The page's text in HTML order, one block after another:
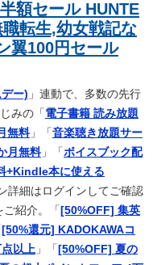
額セール HUNTE
転生,幼女戦記な
翼100円セール
ー) 」連動で、多数の先行
みの「 電子書籍 読み放題
無料」「 音楽聴き放題サー
月無料」「 ボイスブック配
+Kindle本に使える
詳細はログインしてご確認
紹介。「 [50%OFF] 集英
[50%還元] KADOKAWAコ
以上 」「 [50%OFF] 夏の